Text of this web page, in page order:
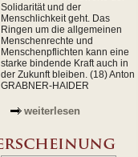
Solidarität und der
Menschlichkeit geht. Das
Ringen um die allgemeinen
Menschenrechte und
Menschenpflichten kann eine
starke bindende Kraft auch in
der Zukunft bleiben. (18) Anton
GRABNER-HAIDER
weiterlesen